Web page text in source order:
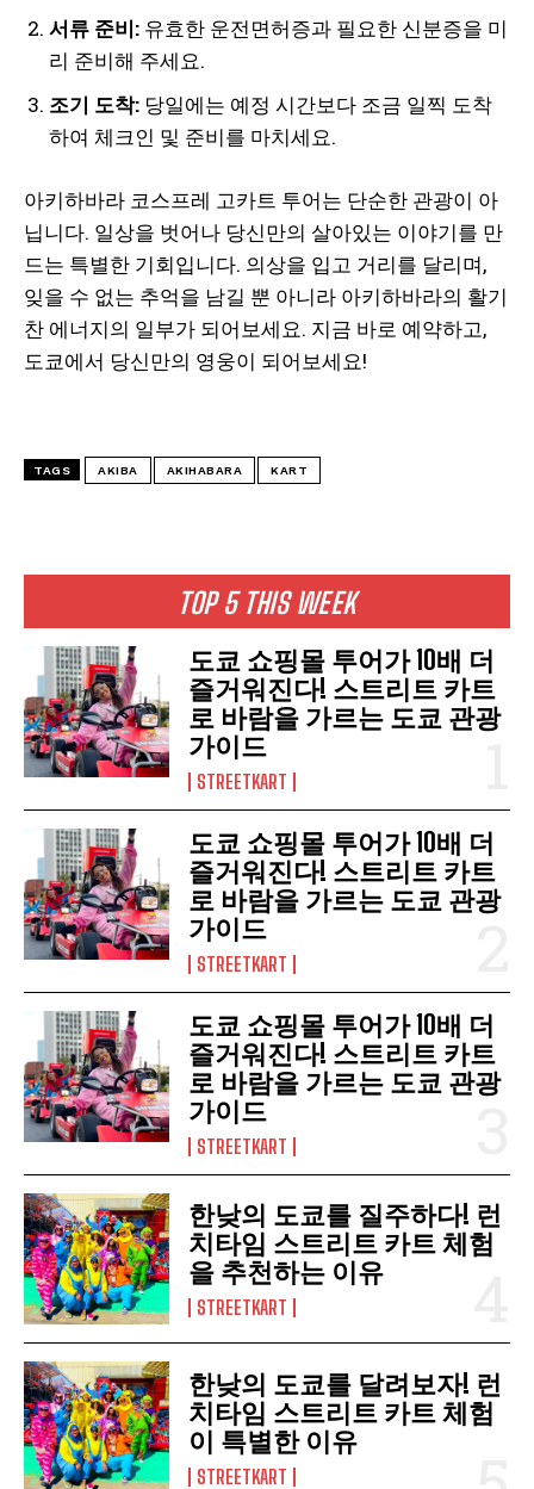
TOP 5 THIS WEEK
도쿄 쇼핑몰 투어가 10배 더
즐거워진다! 스트리트 카트
로 바람을 가르는 도쿄 관광
가이드
STREETKART
도쿄 쇼핑몰 투어가 10배 더
즐거워진다! 스트리트 카트
로 바람을 가르는 도쿄 관광
가이드
STREETKART
도쿄 쇼핑몰 투어가 10배 더
즐거워진다! 스트리트 카트
로 바람을 가르는 도쿄 관광
가이드
STREETKART
한낮의 도쿄를 질주하다! 런
치타임 스트리트 카트 체험
을 추천하는 이유
STREETKART
한낮의 도쿄를 달려보자! 런
치타임 스트리트 카트 체험
이 특별한 이유
STREETKART
서류 준비: 유효한 운전면허증과 필요한 신분증을 미
리 준비해 주세요.
조기 도착: 당일에는 예정 시간보다 조금 일찍 도착
하여 체크인 및 준비를 마치세요.
아키하바라 코스프레 고카트 투어는 단순한 관광이 아
닙니다. 일상을 벗어나 당신만의 살아있는 이야기를 만
드는 특별한 기회입니다. 의상을 입고 거리를 달리며,
잊을 수 없는 추억을 남길 뿐 아니라 아키하바라의 활기
찬 에너지의 일부가 되어보세요. 지금 바로 예약하고,
도쿄에서 당신만의 영웅이 되어보세요!
TAGS AKIBA AKIHABARA KART